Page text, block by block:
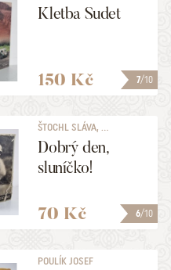
7/10
Kletba Sudet
150 Kč
6/10
ŠTOCHL SLÁVA, ...
Dobrý den,
sluníčko!
70 Kč
POULÍK JOSEF